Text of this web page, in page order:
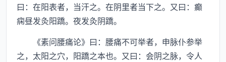
曰：在阳表者，当汗之。在阴里者当下之。又曰：癫
痫昼发灸阳蹻。夜发灸阴蹻。
《素问腰痛论》曰：腰痛不可举者，申脉仆参举
之，太阳之穴，阳蹻之本也。又曰：会阴之脉，令人